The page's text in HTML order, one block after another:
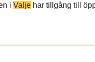
i Valje har tillgång till